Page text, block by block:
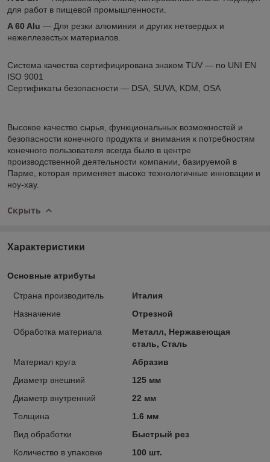
для работ в пищевой промышленности.
A 60 Alu ― Для резки алюминия и других нетвердых и
нежеллезестых материалов.
Система качества сертифицирована знаком TUV ― по UNI EN
ISO 9001
Сертификаты безопасности ― DSA, SUVA, KDM, OSA
Высокое качество сырья, функциональных возможностей и
безопасности конечного продукта и внимания к потребностям
конечного пользователя всегда было в центре
производственной деятельности компании, базируемой в
Парме, которая применяет высоко технологичные инновации и
ноу-хау.
Скрыть
Характеристики
Основные атрибуты
Страна производитель
Италия
Назначение
Отрезной
Обработка материала
Металл, Нержавеющая
сталь, Сталь
Материал круга
Абразив
Диаметр внешний
125 мм
Диаметр внутренний
22 мм
Толщина
1.6 мм
Вид обработки
Быстрый рез
Количество в упаковке
100 шт.